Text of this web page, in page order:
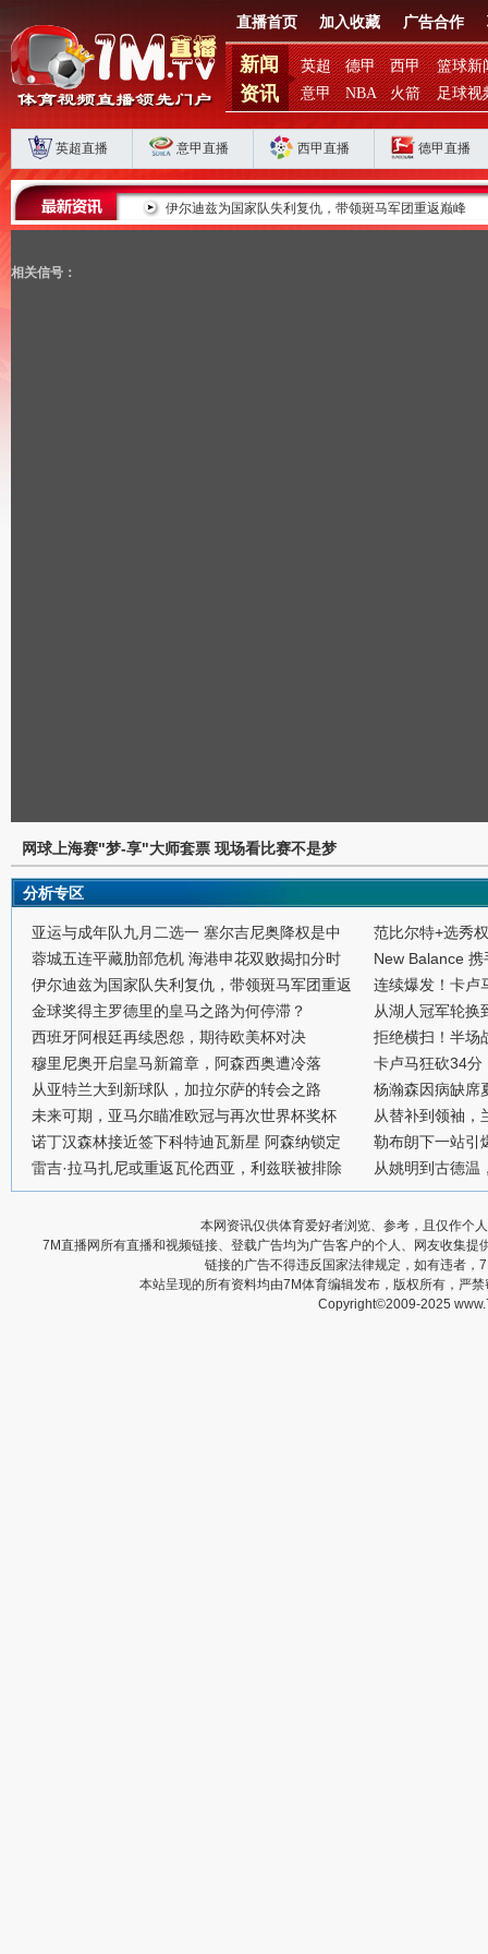
直播首页 加入收藏 广告合作
新闻
资讯
英超 德甲 西甲
篮球新
意甲
NBA 火箭 足球视
英超直播 意甲直播 西甲直播 德甲直播
扣分时代生存 伊尔迪兹为国家队失利复仇，带领斑马军团重返巅峰
相关信号：
网球上海赛"梦-享"大师套票 现场看比赛不是梦
分析专区
亚运与成年队九月二选一 塞尔吉尼奥降权是中
蓉城五连平藏肋部危机 海港申花双败揭扣分时
伊尔迪兹为国家队失利复仇，带领斑马军团重返
金球奖得主罗德里的皇马之路为何停滞？
西班牙阿根廷再续恩怨，期待欧美杯对决
穆里尼奥开启皇马新篇章，阿森西奥遭冷落
从亚特兰大到新球队，加拉尔萨的转会之路
未来可期，亚马尔瞄准欧冠与再次世界杯奖杯
诺丁汉森林接近签下科特迪瓦新星 阿森纳锁定
雷吉·拉马扎尼或重返瓦伦西亚，利兹联被排除
范比尔特+选秀
New Balance
连续爆发！卡卢
从湖人冠军轮换
拒绝横扫！半场
卡卢马狂砍34分
杨瀚森因病缺席
从替补到领袖，
勒布朗下一站引
从姚明到古德温
本网资讯仅供体育爱好者浏览、参考，且仅作个
7M直播网所有直播和视频链接、登载广告均为广告客户的个人、网友收集
链接的广告不得违反国家法律规定，如有违者
本站呈现的所有资料均由7M体育编辑发布，版权所有，严
Copyright©2009-2025